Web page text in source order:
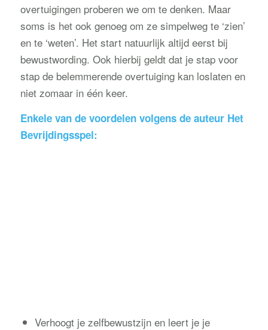
overtuigingen proberen we om te denken. Maar
soms is het ook genoeg om ze simpelweg te ‘zien’
en te ‘weten’. Het start natuurlijk altijd eerst bij
bewustwording. Ook hierbij geldt dat je stap voor
stap de belemmerende overtuiging kan loslaten en
niet zomaar in één keer.
Enkele van de voordelen volgens de auteur Het
Bevrijdingsspel:
Verhoogt je zelfbewustzijn en leert je je